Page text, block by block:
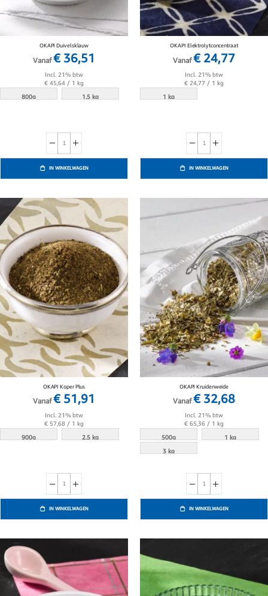
OKAPI Duivelsklauw
Vanaf € 36,51
Incl. 21% btw
€ 45,64 / 1 kg
800g
1.5 kg
IN WINKELWAGEN
OKAPI Elektrolytconcentraat
Vanaf € 24,77
Incl. 21% btw
€ 24,77 / 1 kg
1 kg
IN WINKELWAGEN
OKAPI Koper Plus
Vanaf € 51,91
Incl. 21% btw
€ 57,68 / 1 kg
900g
2.5 kg
IN WINKELWAGEN
OKAPI Kruidenweide
Vanaf € 32,68
Incl. 21% btw
€ 65,36 / 1 kg
500g
1 kg
3 kg
IN WINKELWAGEN